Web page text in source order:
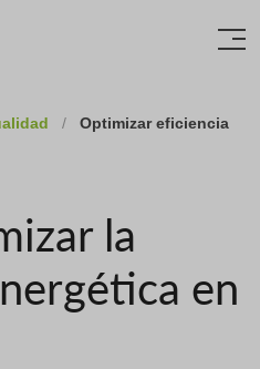
/
Optimizar eficiencia
la
en